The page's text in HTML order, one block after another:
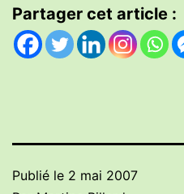
Partager cet article :
Publié le 2 mai 2007